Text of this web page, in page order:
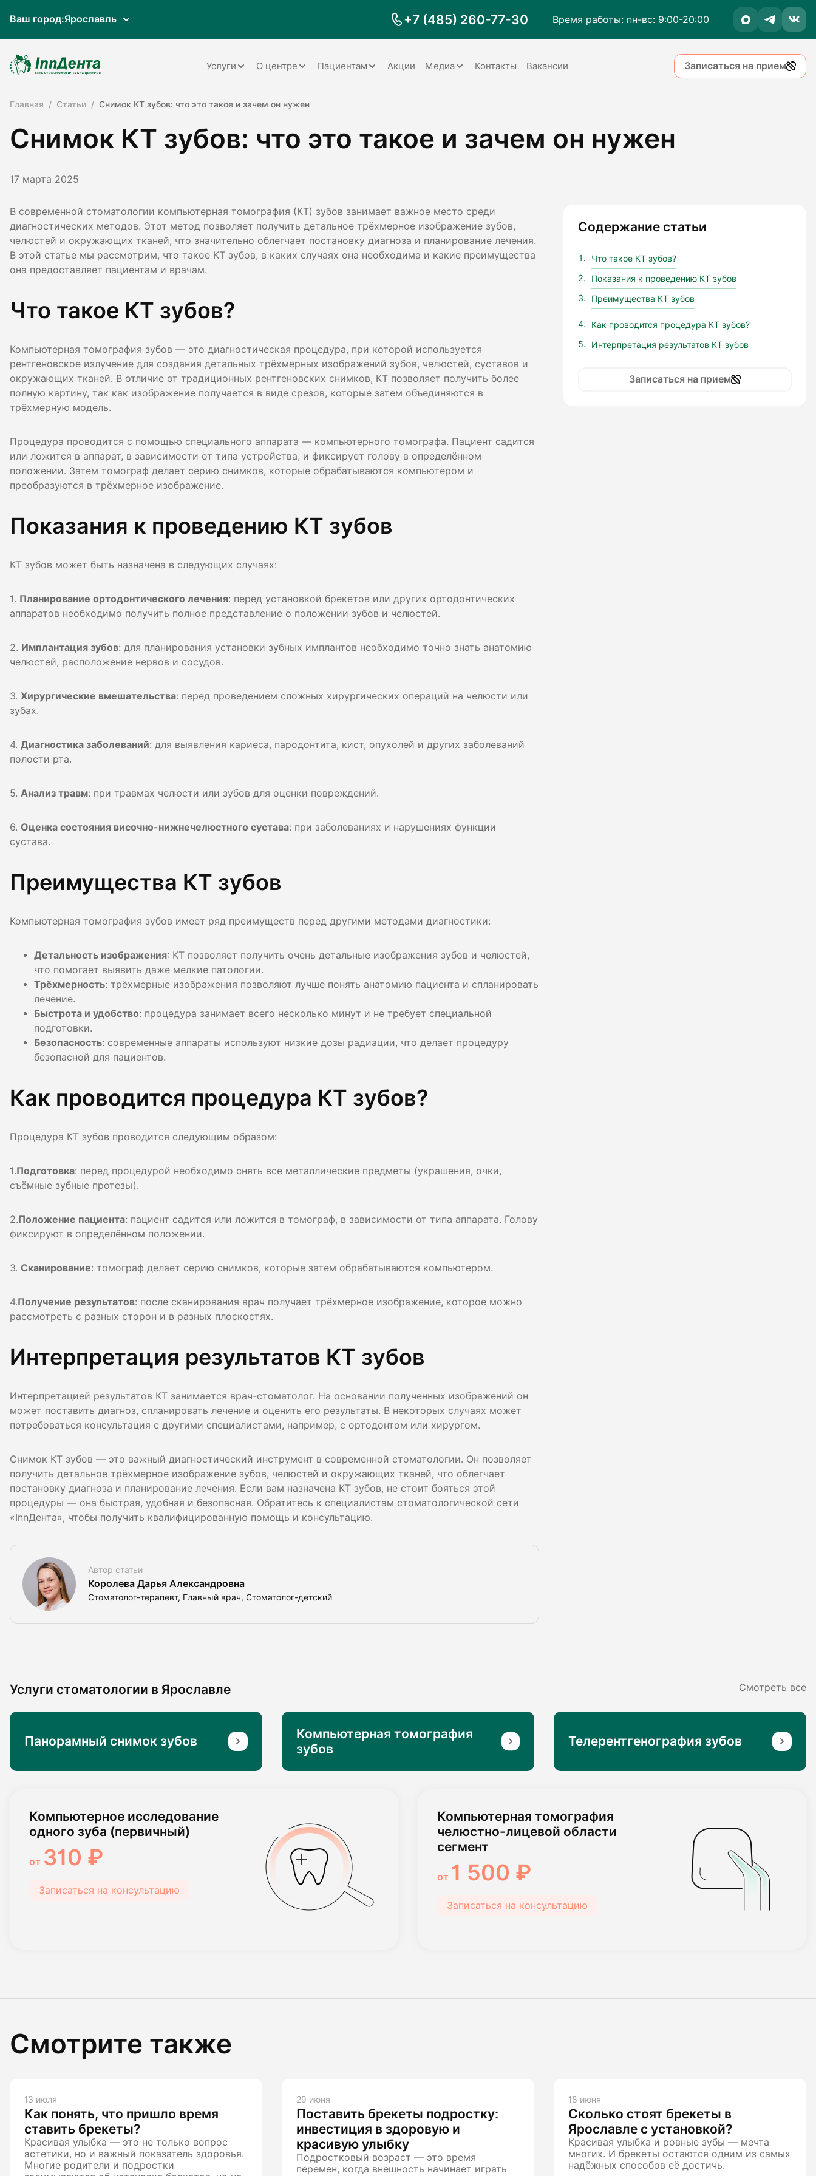
Ваш город:Ярославль +7 (485) 260-77-30 Время работы: пн-вс: 9:00-20:00
Услуги
Терапия
Пародонтология
Хирургия
Детская стоматология
Консультация
О центре
Документы
Обратная связь
Пациентам
вычет
Акции Медиа Контакты Вакансии Записаться на прием
Главная Статьи Снимок КТ зубов: что это такое и зачем он нужен
Снимок КТ зубов: что это такое и зачем он нужен
17 марта 2025
Содержание статьи
Что такое КТ зубов?
Показания к проведению КТ зубов
Преимущества КТ зубов
Как проводится процедура КТ зубов?
Интерпретация результатов КТ зубов
Записаться на прием
В современной стоматологии компьютерная томография (КТ) зубов занимает важное место среди
диагностических методов. Этот метод позволяет получить детальное трёхмерное изображение зубов,
челюстей и окружающих тканей, что значительно облегчает постановку диагноза и планирование лечения.
В этой статье мы рассмотрим, что такое КТ зубов, в каких случаях она необходима и какие преимущества
она предоставляет пациентам и врачам.
Что такое КТ зубов?
Компьютерная томография зубов — это диагностическая процедура, при которой используется
рентгеновское излучение для создания детальных трёхмерных изображений зубов, челюстей, суставов и
окружающих тканей. В отличие от традиционных рентгеновских снимков, КТ позволяет получить более
полную картину, так как изображение получается в виде срезов, которые затем объединяются в
трёхмерную модель.
Процедура проводится с помощью специального аппарата — компьютерного томографа. Пациент садится
или ложится в аппарат, в зависимости от типа устройства, и фиксирует голову в определённом
положении. Затем томограф делает серию снимков, которые обрабатываются компьютером и
преобразуются в трёхмерное изображение.
Показания к проведению КТ зубов
КТ зубов может быть назначена в следующих случаях:
1. Планирование ортодонтического лечения: перед установкой брекетов или других ортодонтических
аппаратов необходимо получить полное представление о положении зубов и челюстей.
2. Имплантация зубов: для планирования установки зубных имплантов необходимо точно знать анатомию
челюстей, расположение нервов и сосудов.
3. Хирургические вмешательства: перед проведением сложных хирургических операций на челюсти или
зубах.
4. Диагностика заболеваний: для выявления кариеса, пародонтита, кист, опухолей и других заболеваний
полости рта.
5. Анализ травм: при травмах челюсти или зубов для оценки повреждений.
6. Оценка состояния височно-нижнечелюстного сустава: при заболеваниях и нарушениях функции
сустава.
Преимущества КТ зубов
Компьютерная томография зубов имеет ряд преимуществ перед другими методами диагностики:
Детальность изображения: КТ позволяет получить очень детальные изображения зубов и челюстей,
что помогает выявить даже мелкие патологии.
Трёхмерность: трёхмерные изображения позволяют лучше понять анатомию пациента и спланировать
лечение.
Быстрота и удобство: процедура занимает всего несколько минут и не требует специальной
подготовки.
Безопасность: современные аппараты используют низкие дозы радиации, что делает процедуру
безопасной для пациентов.
Как проводится процедура КТ зубов?
Процедура КТ зубов проводится следующим образом:
1.Подготовка: перед процедурой необходимо снять все металлические предметы (украшения, очки,
съёмные зубные протезы).
2.Положение пациента: пациент садится или ложится в томограф, в зависимости от типа аппарата. Голову
фиксируют в определённом положении.
3. Сканирование: томограф делает серию снимков, которые затем обрабатываются компьютером.
4.Получение результатов: после сканирования врач получает трёхмерное изображение, которое можно
рассмотреть с разных сторон и в разных плоскостях.
Интерпретация результатов КТ зубов
Интерпретацией результатов КТ занимается врач-стоматолог. На основании полученных изображений он
может поставить диагноз, спланировать лечение и оценить его результаты. В некоторых случаях может
потребоваться консультация с другими специалистами, например, с ортодонтом или хирургом.
Снимок КТ зубов — это важный диагностический инструмент в современной стоматологии. Он позволяет
получить детальное трёхмерное изображение зубов, челюстей и окружающих тканей, что облегчает
постановку диагноза и планирование лечения. Если вам назначена КТ зубов, не стоит бояться этой
процедуры — она быстрая, удобная и безопасная. Обратитесь к специалистам стоматологической сети
«InnДента», чтобы получить квалифицированную помощь и консультацию.
Автор статьи
Королева Дарья Александровна
Стоматолог-терапевт, Главный врач, Стоматолог-детский
Услуги стоматологии в Ярославле Смотреть все
Панорамный снимок зубов
Компьютерная томография
зубов
Телерентгенография зубов
Компьютерное исследование
одного зуба (первичный)
от 310 ₽
Записаться на консультацию
Компьютерная томография
челюстно-лицевой области
сегмент
от 1 500 ₽
Записаться на консультацию
Смотрите также
13 июля
Как понять, что пришло время
ставить брекеты?
Красивая улыбка — это не только вопрос
эстетики, но и важный показатель здоровья.
Многие родители и подростки
29 июня
Поставить брекеты подростку:
инвестиция в здоровую и
красивую улыбку
Подростковый возраст — это время
перемен, когда внешность начинает играть
18 июня
Сколько стоят брекеты в
Ярославле с установкой?
Красивая улыбка и ровные зубы — мечта
многих. И брекеты остаются одним из самых
надёжных способов её достичь.